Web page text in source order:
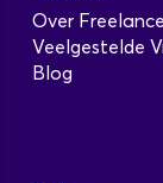
Over
Veelgestelde
Blog